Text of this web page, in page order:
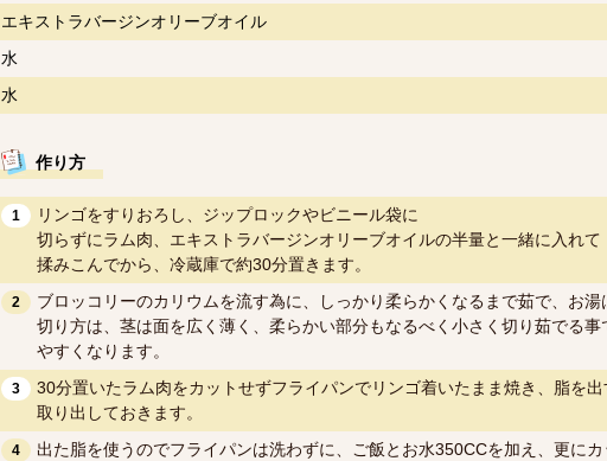
エキストラバージンオリーブオイル
水
水
作り方
1
リンゴをすりおろし、ジップロックやビニール袋に
切らずにラム肉、エキストラバージンオリーブオイルの半量と一緒に入れて
揉みこんでから、冷蔵庫で約30分置きます。
2
ブロッコリーのカリウムを流す為に、しっかり柔らかくなるまで茹で、お湯
切り方は、茎は面を広く薄く、柔らかい部分もなるべく小さく切り茹でる事
やすくなります。
3
30分置いたラム肉をカットせずフライパンでリンゴ着いたまま焼き、脂を
取り出しておきます。
4
出た脂を使うのでフライパンは洗わずに、ご飯とお水350CCを加え、更に